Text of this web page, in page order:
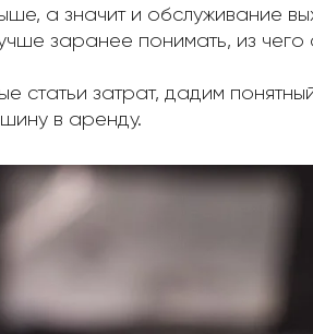
а значит и обслуживание
заранее понимать, из чего
статьи затрат, дадим
в аренду.